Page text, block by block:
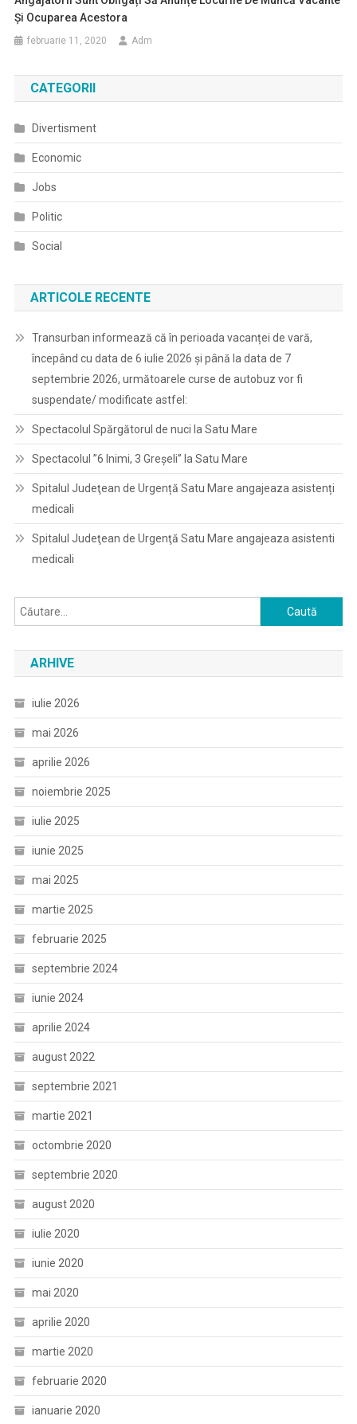
Și Ocuparea Acestora
februarie 11, 2020 Adm
CATEGORII
Divertisment
Economic
Jobs
Politic
Social
ARTICOLE RECENTE
Transurban informează că în perioada vacanței de vară,
începând cu data de 6 iulie 2026 și până la data de 7
septembrie 2026, următoarele curse de autobuz vor fi
suspendate/ modificate astfel:
Spectacolul Spărgătorul de nuci la Satu Mare
Spectacolul ”6 Inimi, 3 Greșeli” la Satu Mare
Spitalul Judeţean de Urgență Satu Mare angajeaza asistenți
medicali
Spitalul Judeţean de Urgenţă Satu Mare angajeaza asistenti
medicali
Caută
după:
ARHIVE
iulie 2026
mai 2026
aprilie 2026
noiembrie 2025
iulie 2025
iunie 2025
mai 2025
martie 2025
februarie 2025
septembrie 2024
iunie 2024
aprilie 2024
august 2022
septembrie 2021
martie 2021
octombrie 2020
septembrie 2020
august 2020
iulie 2020
iunie 2020
mai 2020
aprilie 2020
martie 2020
februarie 2020
ianuarie 2020